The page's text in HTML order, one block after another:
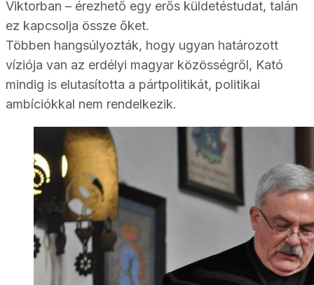
Viktorban – érezhető egy erős küldetéstudat, talán
ez kapcsolja össze őket.
Többen hangsúlyozták, hogy ugyan határozott
víziója van az erdélyi magyar közösségről, Kató
mindig is elutasította a pártpolitikát, politikai
ambíciókkal nem rendelkezik.